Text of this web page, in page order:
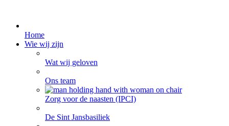
Home
Wie wij zijn
Wat wij geloven
Ons team
Zorg voor de naasten (IPCI)
De Sint Jansbasiliek